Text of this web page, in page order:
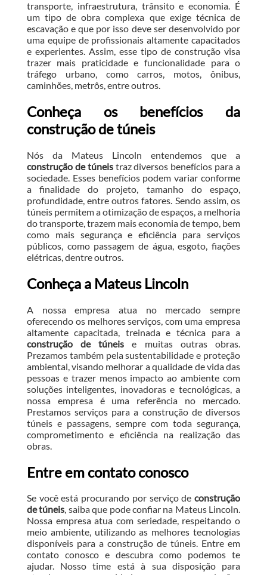
transporte, infraestrutura, trânsito e economia. É
um tipo de obra complexa que exige técnica de
escavação e que por isso deve ser desenvolvido por
uma equipe de profissionais altamente capacitados
e experientes. Assim, esse tipo de construção visa
trazer mais praticidade e funcionalidade para o
tráfego urbano, como carros, motos, ônibus,
caminhões, metrôs, entre outros.
Conheça os benefícios da
construção de túneis
Nós da Mateus Lincoln entendemos que a
construção de túneistraz diversos benefícios para a
sociedade. Esses benefícios podem variar conforme
a finalidade do projeto, tamanho do espaço,
profundidade, entre outros fatores. Sendo assim, os
túneis permitem a otimização de espaços, a melhoria
do transporte, trazem mais economia de tempo, bem
como mais segurança e eficiência para serviços
públicos, como passagem de água, esgoto, fiações
elétricas, dentre outros.
Conheça a Mateus Lincoln
A nossa empresa atua no mercado sempre
oferecendo os melhores serviços, com uma empresa
altamente capacitada, treinada e técnica para a
construção de túneis e muitas outras obras.
Prezamos também pela sustentabilidade e proteção
ambiental, visando melhorar a qualidade de vida das
pessoas e trazer menos impacto ao ambiente com
soluções inteligentes, inovadoras e tecnológicas, a
nossa empresa é uma referência no mercado.
Prestamos serviços para a construção de diversos
túneis e passagens, sempre com toda segurança,
comprometimento e eficiência na realização das
obras.
Entre em contato conosco
Se você está procurando por serviço deconstrução
de túneis, saiba que pode confiar na Mateus Lincoln.
Nossa empresa atua com seriedade, respeitando o
meio ambiente, utilizando as melhores tecnologias
disponíveis para a construção de túneis. Entre em
contato conosco e descubra como podemos te
ajudar. Nosso time está à sua disposição para